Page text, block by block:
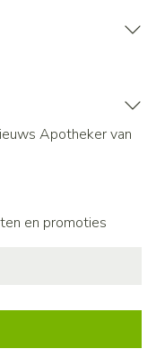
Apotheker van
en promoties